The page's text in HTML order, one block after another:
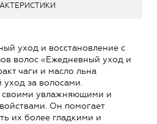
уход и восстановление с
волос «Ежедневный уход и
чаги и масло льна
уход за волосами.
своими увлажняющими и
Он помогает
их более гладкими и